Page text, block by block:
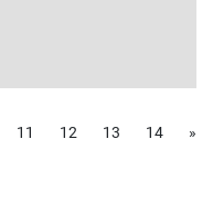
11 12 13 14 »